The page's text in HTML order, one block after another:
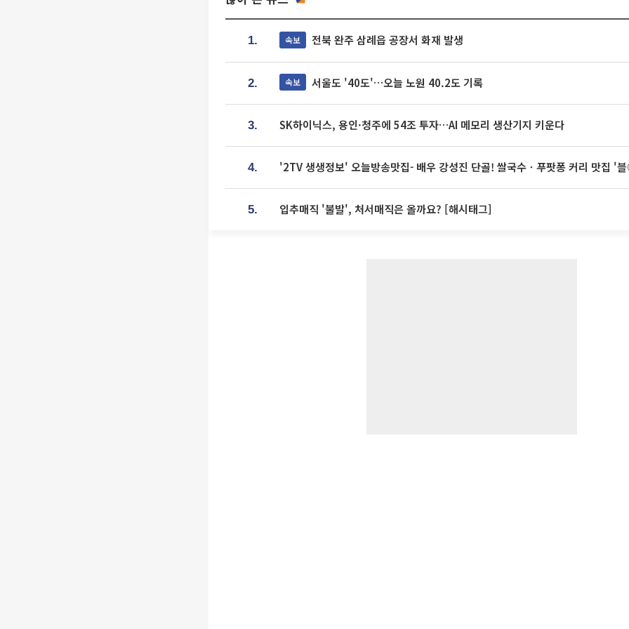
1. 속보 전북 완주 삼례읍 공장서 화재 발생
2. 속보 서울도 '40도'…오늘 노원 40.2도 기록
3. SK하이닉스, 용인·청주에 54조 투자…AI 메모리 생산기지 키운다
4. '2TV 생생정보' 오늘방송맛집- 배우 강성진 단골! 쌀국수ㆍ푸팟퐁 커리 맛
5. 입추매직 '불발', 처서매직은 올까요? [해시태그]